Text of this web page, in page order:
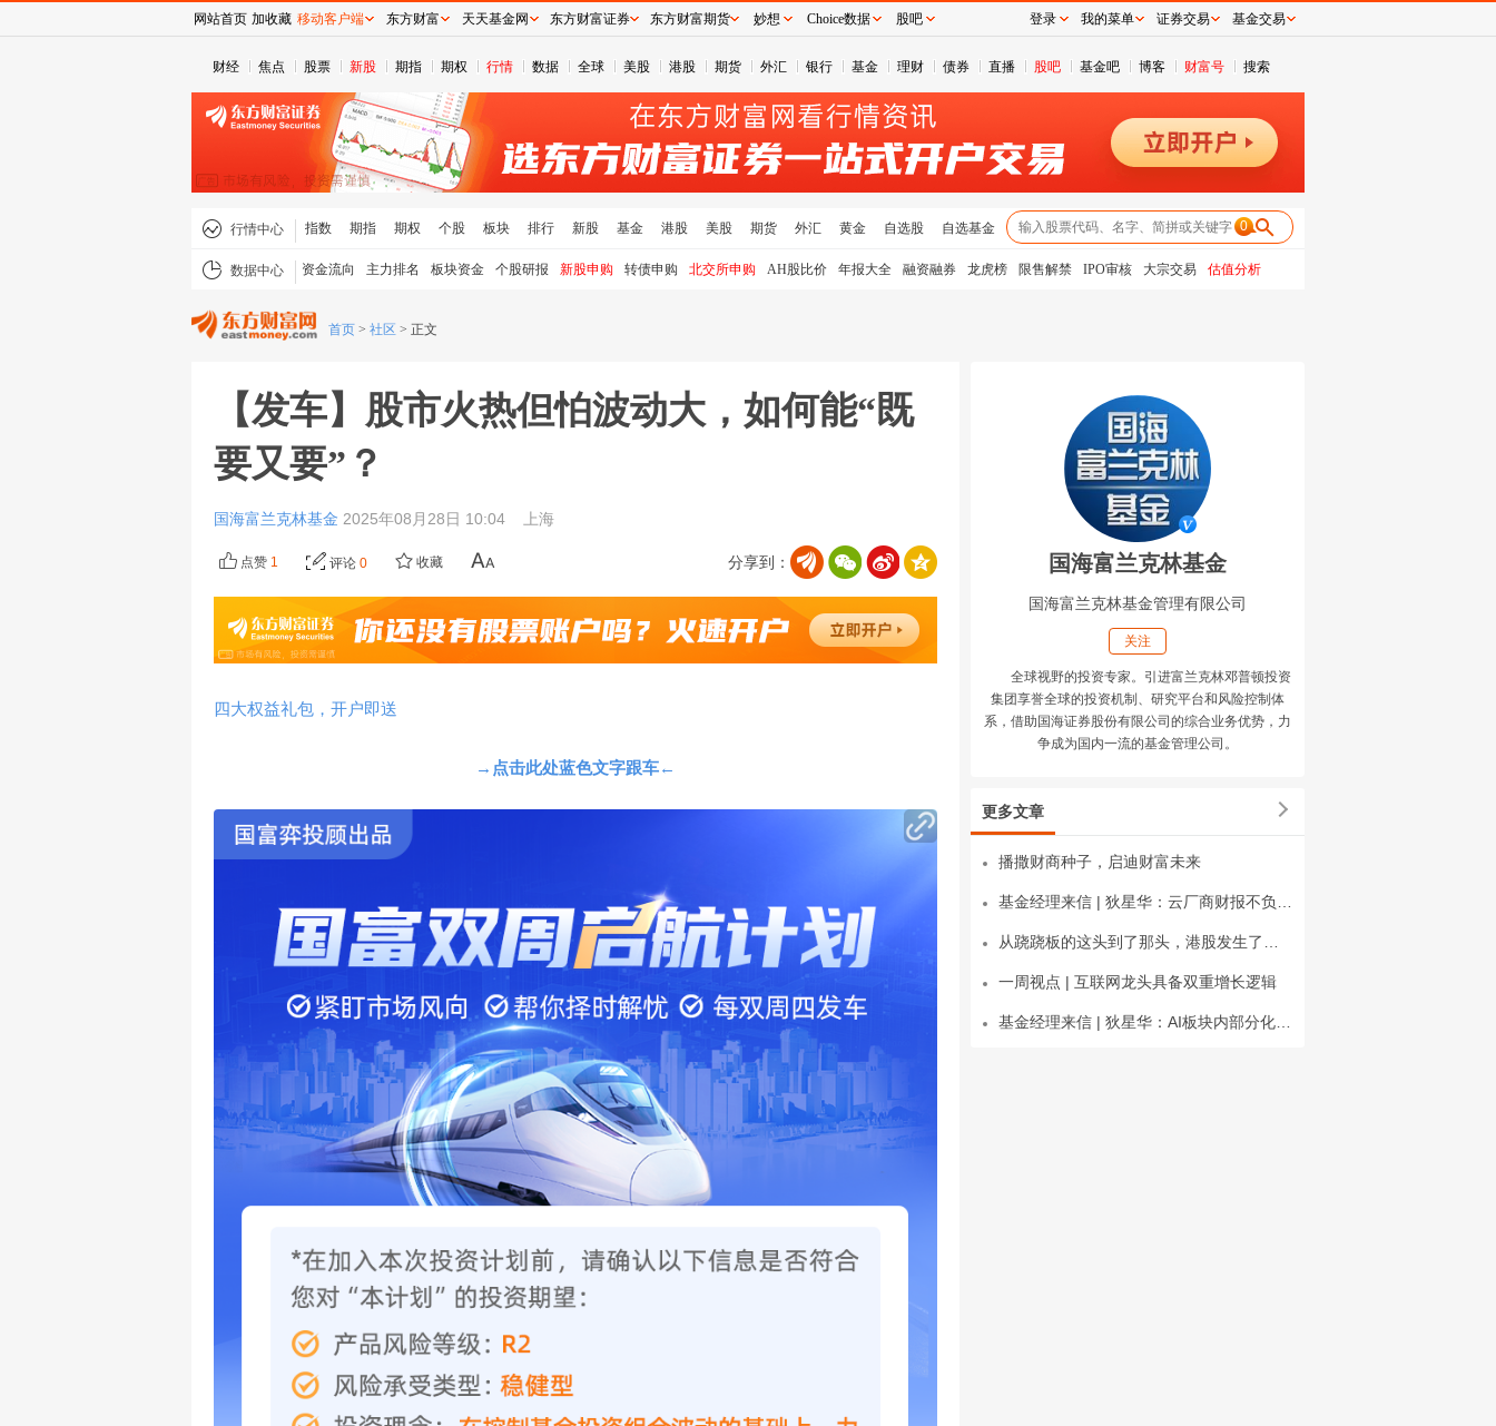
财经 焦点 股票 新股 期指 期权 行情 数据 全球 美股 港股 期货 外汇 银行 基金 理财 债券 直播 股吧 基金吧 博客 财富号 搜索
行情中心 指数 期指 期权 个股 板块 排行 新股 基金 港股 美股 期货 外汇 黄金 自选股 自选基金 0
数据中心 资金流向 主力排名 板块资金 个股研报 新股申购 转债申购 北交所申购 AH股比价 年报大全 融资融券 龙虎榜 限售解禁 IPO审核 大宗交易 估值分析
首页 > 社区 > 正文
【发车】股市火热但怕波动大，如何能“既
要又要”？
国海富兰克林基金 2025年08月28日 10:04 上海
分享到：
点赞 1 评论 0 收藏
四大权益礼包，开户即送
→点击此处蓝色文字跟车←
国海富兰克林基金
国海富兰克林基金管理有限公司
关注
全球视野的投资专家。引进富兰克林邓普顿投资
集团享誉全球的投资机制、研究平台和风险控制体
系，借助国海证券股份有限公司的综合业务优势，力
争成为国内一流的基金管理公司。
更多文章
播撒财商种子，启迪财富未来
一周视点 | 互联网龙头具备双重增长逻辑
网站首页 加收藏 移动客户端 东方财富 天天基金网 东方财富证券 东方财富期货 妙想 Choice数据 股吧 登录 我的菜单 证券交易 基金交易